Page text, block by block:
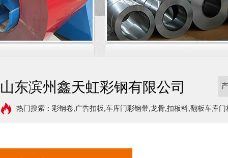
山东滨州鑫天虹彩钢有限公司
热门搜索：彩钢卷,广告扣板,车库门彩钢带,龙骨,扣板料,翻板车库